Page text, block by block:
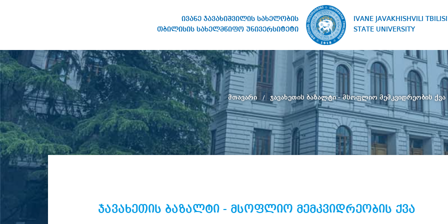
ივანე ჯავახიშვილის სახელობის
თბილისის სახელმწიფო უნივერსიტეტი
IVANE JAVAKHISHVILI TBILISI
STATE UNIVERSITY
სახელობის თბილისის
სახელმწიფო უნივერსიტეტი
მთავარი ჯავახეთის ბაზალტი - მსოფლიო მემკვიდრეობის ქვა
ჯავახეთის ბაზალტი - მსოფლიო მემკვიდრეობის ქვა